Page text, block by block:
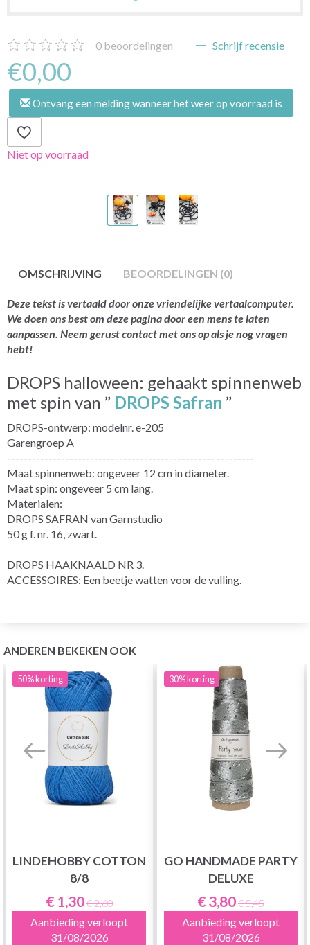
0 beoordelingen Schrijf recensie
€0,00
Ontvang een melding wanneer het weer op voorraad is
Niet op voorraad
OMSCHRIJVING BEOORDELINGEN (0)
Deze tekst is vertaald door onze vriendelijke vertaalcomputer.
We doen ons best om deze pagina door een mens te laten
aanpassen. Neem gerust contact met ons op als je nog vragen
hebt!
DROPS halloween: gehaakt spinnenweb
met spin van ” DROPS Safran ”
DROPS-ontwerp: modelnr. e-205
Garengroep A
-------------------------------------------------- ---------
Maat spinnenweb: ongeveer 12 cm in diameter.
Maat spin: ongeveer 5 cm lang.
Materialen:
DROPS SAFRAN van Garnstudio
50 g f. nr. 16, zwart.
DROPS HAAKNAALD NR 3.
ACCESSOIRES: Een beetje watten voor de vulling.
ANDEREN BEKEKEN OOK
50%korting
LINDEHOBBY COTTON
8/8
€ 1,30€ 2,60
Aanbieding verloopt
31/08/2026
30%korting
GO HANDMADE PARTY
DELUXE
€ 3,80€ 5,45
Aanbieding verloopt
31/08/2026